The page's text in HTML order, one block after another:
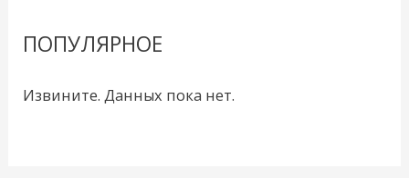
ПОПУЛЯРНОЕ
Извините. Данных пока нет.